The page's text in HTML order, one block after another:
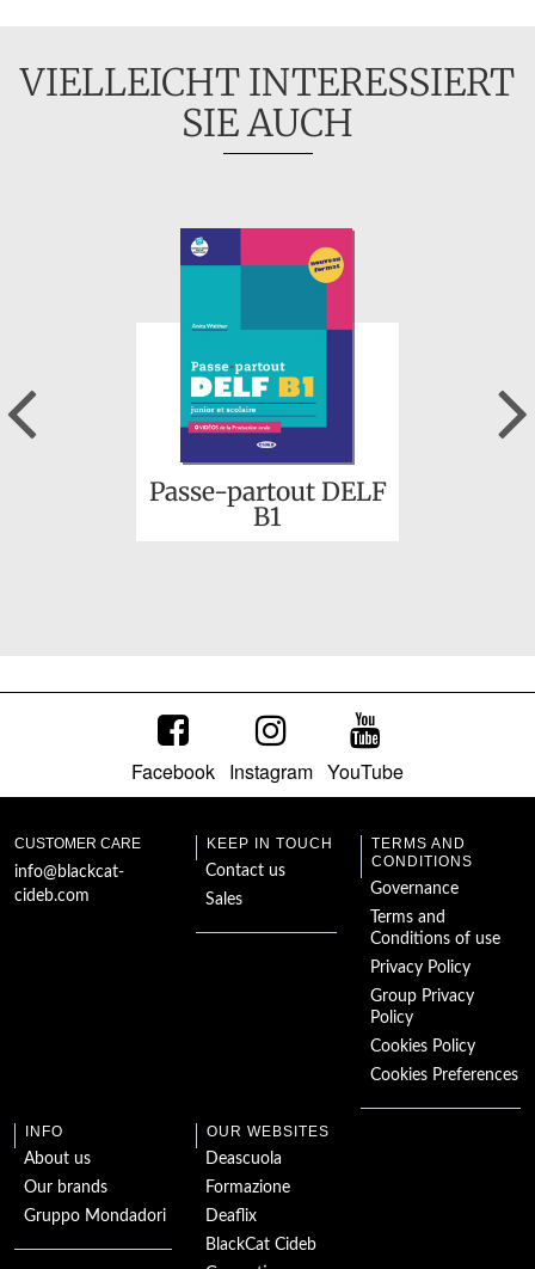
Signé Hugo
Les grandes vies
Poil de carotte
VIELLEICHT INTERESSIERT
SIE AUCH
Passe-partout DELF
B1
Previous
Facebook Instagram YouTube